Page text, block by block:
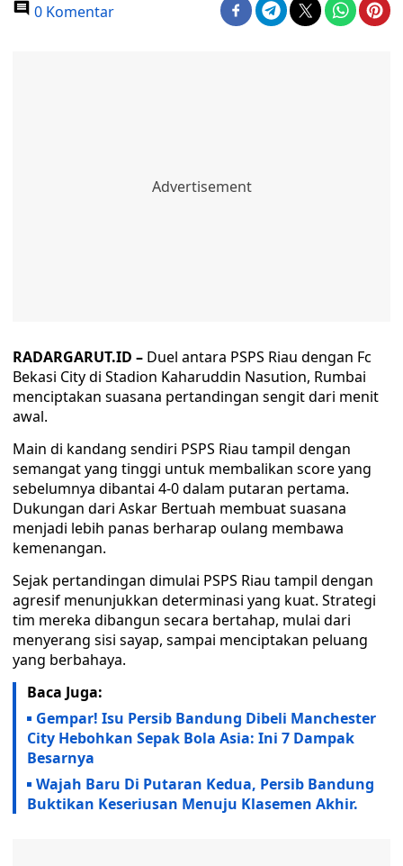
0 Komentar
RADARGARUT.ID – Duel antara PSPS Riau dengan Fc
Bekasi City di Stadion Kaharuddin Nasution, Rumbai
menciptakan suasana pertandingan sengit dari menit
awal.
Main di kandang sendiri PSPS Riau tampil dengan
semangat yang tinggi untuk membalikan score yang
sebelumnya dibantai 4-0 dalam putaran pertama.
Dukungan dari Askar Bertuah membuat suasana
menjadi lebih panas berharap oulang membawa
kemenangan.
Sejak pertandingan dimulai PSPS Riau tampil dengan
agresif menunjukkan determinasi yang kuat. Strategi
tim mereka dibangun secara bertahap, mulai dari
menyerang sisi sayap, sampai menciptakan peluang
yang berbahaya.
Baca Juga:
Gempar! Isu Persib Bandung Dibeli Manchester
City Hebohkan Sepak Bola Asia: Ini 7 Dampak
Besarnya
Wajah Baru Di Putaran Kedua, Persib Bandung
Buktikan Keseriusan Menuju Klasemen Akhir.